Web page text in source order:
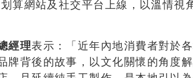
算網站及社交平台上線，以溫情視
經理表示：「近年內地消費者對於
牌背後的故事，以文化關懷的角度